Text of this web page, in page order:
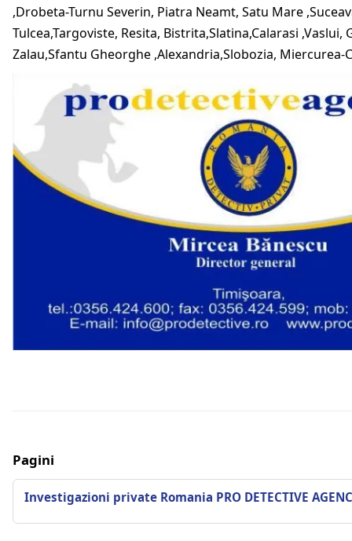
,Drobeta-Turnu Severin, Piatra Neamt, Satu Mare
Tulcea,Targoviste, Resita, Bistrita,Slatina,Calarasi ,Vaslui,
Zalau,Sfantu Gheorghe ,Alexandria,Slobozia, Miercurea-
Pagini
Investigazioni private Romania PRO DETECTIVE